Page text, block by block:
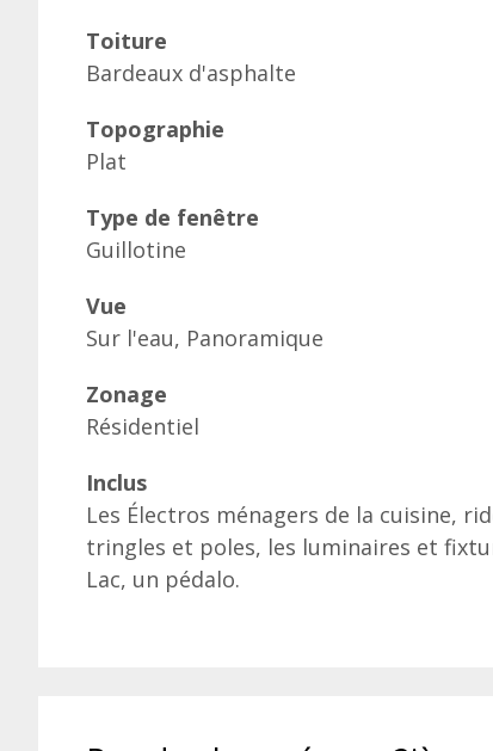
Toiture
Bardeaux d'asphalte
Topographie
Plat
Type de fenêtre
Guillotine
Vue
Sur l'eau, Panoramique
Zonage
Résidentiel
Inclus
Les Électros ménagers de la cuisine,
tringles et poles, les luminaires et
Lac, un pédalo.